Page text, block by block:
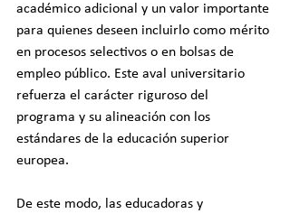
académico adicional y un valor importante
para quienes deseen incluirlo como mérito
en procesos selectivos o en bolsas de
empleo público. Este aval universitario
refuerza el carácter riguroso del
programa y su alineación con los
estándares de la educación superior
europea.
De este modo, las educadoras y